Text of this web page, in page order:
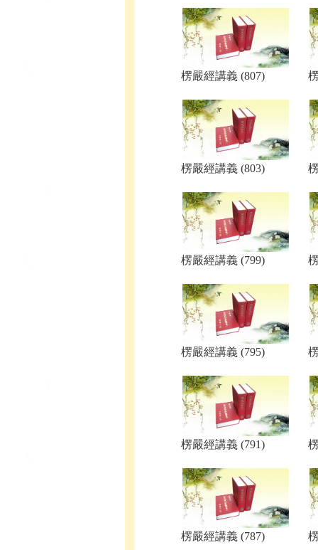
楞嚴經講義 (807)
楞嚴經講義 (803)
楞嚴經講義 (799)
楞嚴經講義 (795)
楞嚴經講義 (791)
楞嚴經講義 (787)